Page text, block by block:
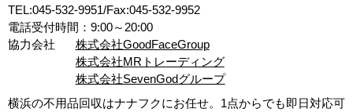
TEL:045-532-9951/Fax:045-532-9952
電話受付時間：9:00～20:00
協力会社
株式会社GoodFaceGroup
株式会社MRトレーディング
株式会社SevenGodグループ
横浜の不用品回収はナナフクにお任せ。1点からでも即日対応可